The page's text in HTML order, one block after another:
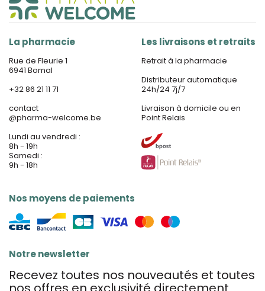
La pharmacie
Rue de Fleurie 1
6941 Bomal
+32 86 21 11 71
contact
@pharma-welcome.be
Lundi au vendredi :
8h - 19h
Samedi :
9h - 18h
Nos moyens de paiements
Les livraisons et retraits
Retrait à la pharmacie
Distributeur automatique
24h/24 7j/7
Livraison à domicile ou en
Point Relais
Notre newsletter
Recevez toutes nos nouveautés et toutes